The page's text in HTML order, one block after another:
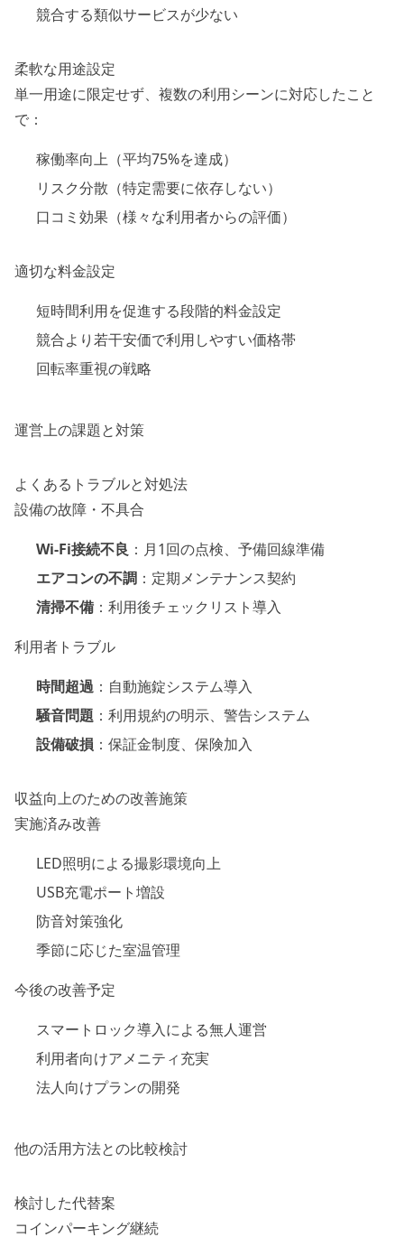
競合する類似サービスが少ない
柔軟な用途設定
単一用途に限定せず、複数の利用シーンに対応したこと
で：
稼働率向上（平均75%を達成）
リスク分散（特定需要に依存しない）
口コミ効果（様々な利用者からの評価）
適切な料金設定
短時間利用を促進する段階的料金設定
競合より若干安価で利用しやすい価格帯
回転率重視の戦略
運営上の課題と対策
よくあるトラブルと対処法
設備の故障・不具合
Wi-Fi接続不良 ：月1回の点検、予備回線準備
エアコンの不調 ：定期メンテナンス契約
清掃不備 ：利用後チェックリスト導入
利用者トラブル
時間超過 ：自動施錠システム導入
騒音問題 ：利用規約の明示、警告システム
設備破損 ：保証金制度、保険加入
収益向上のための改善施策
実施済み改善
LED照明による撮影環境向上
USB充電ポート増設
防音対策強化
季節に応じた室温管理
今後の改善予定
スマートロック導入による無人運営
利用者向けアメニティ充実
法人向けプランの開発
他の活用方法との比較検討
検討した代替案
コインパーキング継続